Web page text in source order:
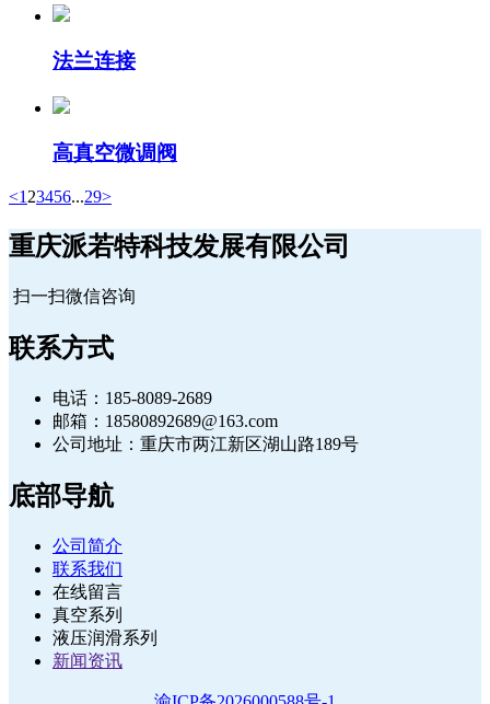
法兰连接
高真空微调阀
<1 23456...29>
重庆派若特科技发展有限公司
扫一扫微信咨询
联系方式
电话：185-8089-2689
邮箱：18580892689@163.com
公司地址：重庆市两江新区湖山路189号
底部导航
公司简介
联系我们
在线留言
真空系列
液压润滑系列
新闻资讯